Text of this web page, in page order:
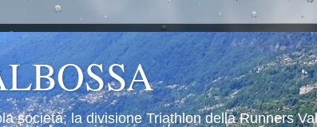
società; la divisione Triathlon della Runners